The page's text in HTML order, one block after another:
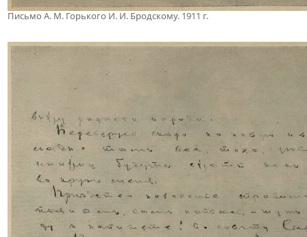
Письмо А. М. Горького И. И. Бродскому. 1911 г.